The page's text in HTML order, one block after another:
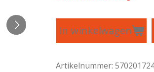
In winkelwagen
Artikelnummer: